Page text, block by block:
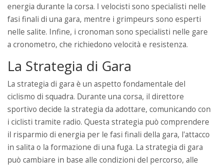
energia durante la corsa. I velocisti sono specialisti nelle
fasi finali di una gara, mentre i grimpeurs sono esperti
nelle salite. Infine, i cronoman sono specialisti nelle gare
a cronometro, che richiedono velocità e resistenza.
La Strategia di Gara
La strategia di gara è un aspetto fondamentale del
ciclismo di squadra. Durante una corsa, il direttore
sportivo decide la strategia da adottare, comunicando con
i ciclisti tramite radio. Questa strategia può comprendere
il risparmio di energia per le fasi finali della gara, l'attacco
in salita o la formazione di una fuga. La strategia di gara
può cambiare in base alle condizioni del percorso, alle